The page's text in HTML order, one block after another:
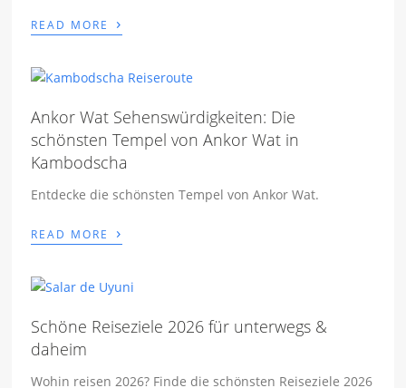
READ MORE ›
Ankor Wat Sehenswürdigkeiten: Die
schönsten Tempel von Ankor Wat in
Kambodscha
Entdecke die schönsten Tempel von Ankor Wat.
READ MORE ›
Schöne Reiseziele 2026 für unterwegs &
daheim
Wohin reisen 2026? Finde die schönsten Reiseziele 2026